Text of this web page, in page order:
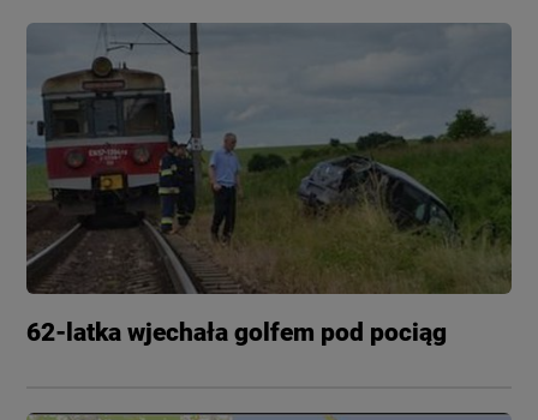
62-latka wjechała golfem pod pociąg